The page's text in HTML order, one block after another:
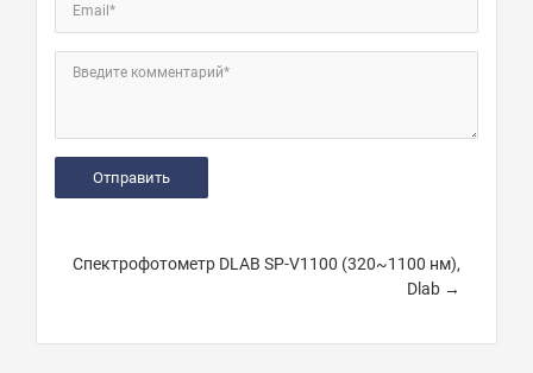
Email*
Введите комментарий*
Спектрофотометр DLAB SP-V1100 (320~1100 нм),
Dlab →